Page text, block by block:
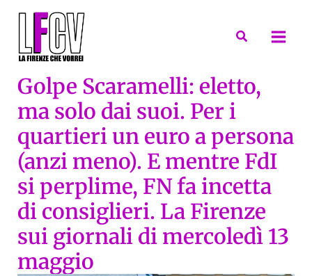
Cerca
Golpe Scaramelli: eletto,
ma solo dai suoi. Per i
quartieri un euro a persona
(anzi meno). E mentre FdI
si perplime, FN fa incetta
di consiglieri. La Firenze
sui giornali di mercoledì 13
maggio